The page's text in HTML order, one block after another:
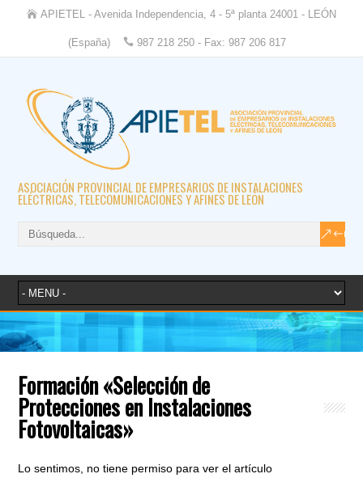
APIETEL - Avenida Independencia, 4 - 5ª planta 24001 - LEÓN
(España) 987 218 250 - Fax: 987 206 817
ASOCIACIÓN PROVINCIAL DE EMPRESARIOS DE INSTALACIONES
ELÉCTRICAS, TELECOMUNICACIONES Y AFINES DE LEÓN
Formación «Selección de
Protecciones en Instalaciones
Fotovoltaicas»
Lo sentimos, no tiene permiso para ver el artículo